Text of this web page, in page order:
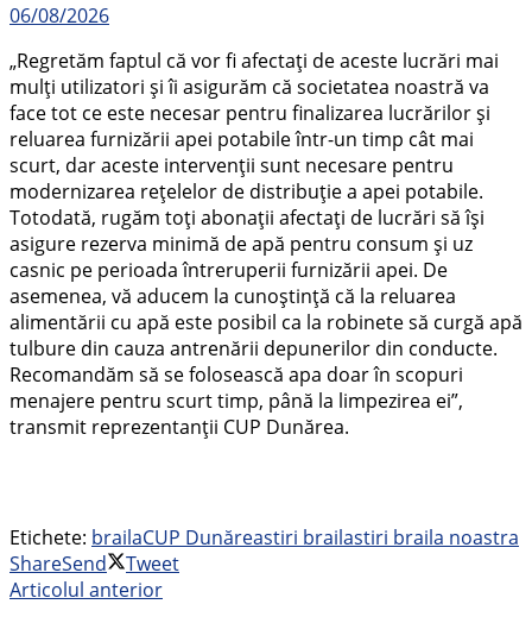
06/08/2026
„Regretăm faptul că vor fi afectați de aceste lucrări mai
mulți utilizatori și îi asigurăm că societatea noastră va
face tot ce este necesar pentru finalizarea lucrărilor și
reluarea furnizării apei potabile într-un timp cât mai
scurt, dar aceste intervenții sunt necesare pentru
modernizarea rețelelor de distribuție a apei potabile.
Totodată, rugăm toți abonații afectați de lucrări să își
asigure rezerva minimă de apă pentru consum și uz
casnic pe perioada întreruperii furnizării apei. De
asemenea, vă aducem la cunoștință că la reluarea
alimentării cu apă este posibil ca la robinete să curgă apă
tulbure din cauza antrenării depunerilor din conducte.
Recomandăm să se folosească apa doar în scopuri
menajere pentru scurt timp, până la limpezirea ei”,
transmit reprezentanții CUP Dunărea.
Etichete: brailaCUP Dunăreastiri brailastiri braila noastra
ShareSend
Tweet
Articolul anterior